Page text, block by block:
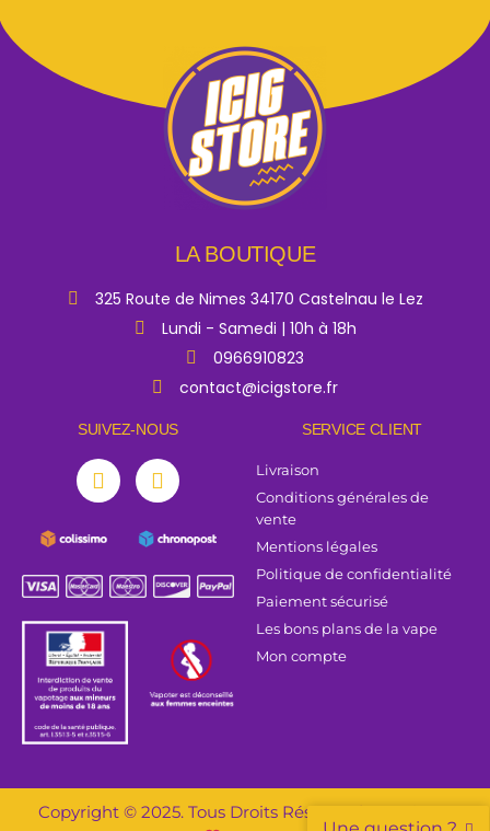
LA BOUTIQUE
325 Route de Nimes 34170 Castelnau le Lez
Lundi - Samedi | 10h à 18h
0966910823
contact@icigstore.fr
SUIVEZ-NOUS SERVICE CLIENT
Livraison
Conditions générales de
vente
Mentions légales
Politique de confidentialité
Paiement sécurisé
Les bons plans de la vape
Mon compte
Copyright © 2025. Tous Droits Réservés | Création &